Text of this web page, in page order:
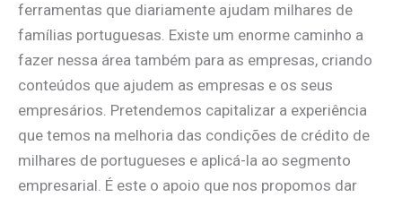
ferramentas que diariamente ajudam milhares de
famílias portuguesas. Existe um enorme caminho a
fazer nessa área também para as empresas, criando
conteúdos que ajudem as empresas e os seus
empresários. Pretendemos capitalizar a experiência
que temos na melhoria das condições de crédito de
milhares de portugueses e aplicá-la ao segmento
empresarial. É este o apoio que nos propomos dar